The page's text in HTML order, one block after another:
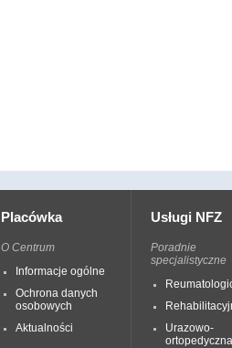
Placówka
O Centrum
Informacje ogólne
Ochrona danych
osobowych
Aktualności
Usługi NFZ
Poradnie
specjalistyczne
Urazowo-
ortopedyczna